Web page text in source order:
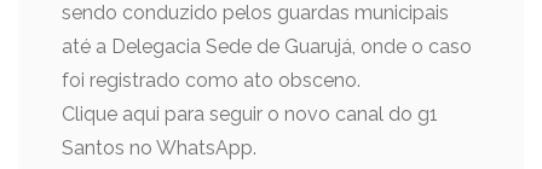
sendo conduzido pelos guardas municipais
até a Delegacia Sede de Guarujá, onde o caso
foi registrado como ato obsceno.
Clique aqui para seguir o novo canal do g1
Santos no WhatsApp.